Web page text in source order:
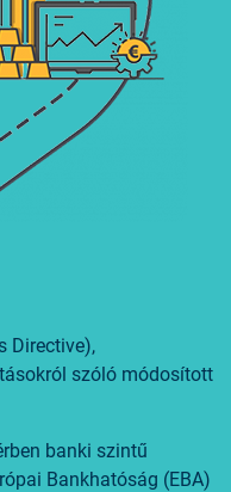
Directive),
szóló módosított
banki szintű
Bankhatóság (EBA)